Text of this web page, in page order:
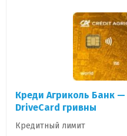
Креди Агриколь Банк
DriveCard гривны
Кредитный лимит